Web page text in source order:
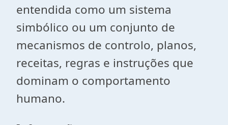
entendida como um sistema
simbólico ou um conjunto de
mecanismos de controlo, planos,
receitas, regras e instruções que
dominam o comportamento
humano.